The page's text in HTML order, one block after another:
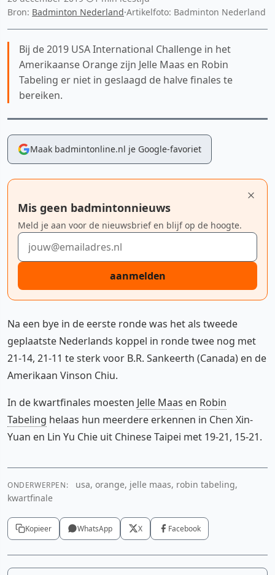
Bron: Badminton Nederland·Artikelfoto: Badminton Nederland
Bij de 2019 USA International Challenge in het
Amerikaanse Orange zijn Jelle Maas en Robin
Tabeling er niet in geslaagd de halve finales te
bereiken.
Maak badmintonline.nl je Google-favoriet
Mis geen badmintonnieuws
Meld je aan voor de nieuwsbrief en blijf op de hoogte.
E-mailadres
aanmelden
Na een bye in de eerste ronde was het als tweede
geplaatste Nederlands koppel in ronde twee nog met
21-14, 21-11 te sterk voor B.R. Sankeerth (Canada) en de
Amerikaan Vinson Chiu.
In de kwartfinales moesten Jelle Maas en Robin
Tabeling helaas hun meerdere erkennen in Chen Xin-
Yuan en Lin Yu Chie uit Chinese Taipei met 19-21, 15-21.
ONDERWERPEN:
usa, orange, jelle maas, robin tabeling,
kwartfinale
Kopieer WhatsApp X Facebook